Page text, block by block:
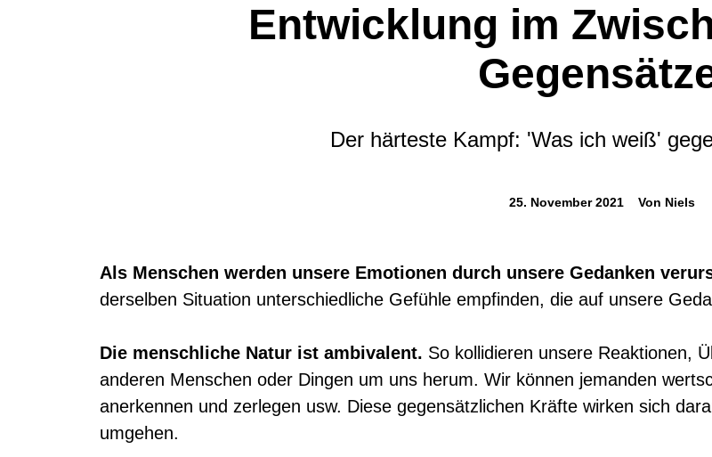
Entwicklung im
Der härteste Kampf: 'Was ich weiß'
25. November 2021 Von Niels
Als Menschen werden unsere Emotionen durch unsere Gedanken
derselben Situation unterschiedliche Gefühle empfinden, die auf unsere
Die menschliche Natur ist ambivalent. So kollidieren unsere Reaktionen,
anderen Menschen oder Dingen um uns herum. Wir können jemanden
anerkennen und zerlegen usw. Diese gegensätzlichen Kräfte wirken sich
umgehen.